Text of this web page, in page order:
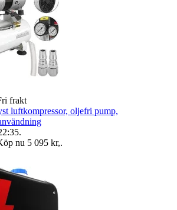
frakt
luftkompressor, oljefri pump,
.
nu 5 095 kr,.